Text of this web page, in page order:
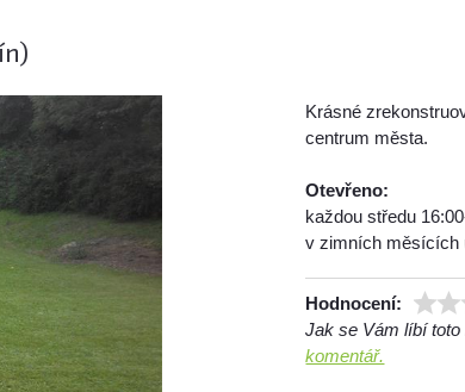
Krásné
centrum města.
Otevřeno:
každou středu
v zimních měsících
Hodnocení:
Jak se Vám líbí
komentář.